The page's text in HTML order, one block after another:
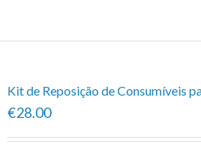
Kit de Reposição de Consumíveis
€28.00